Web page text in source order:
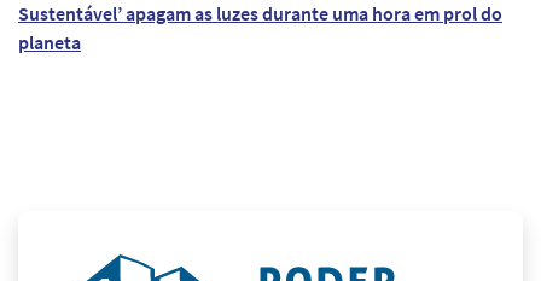
Sustentável’ apagam as luzes durante uma hora em prol do
planeta